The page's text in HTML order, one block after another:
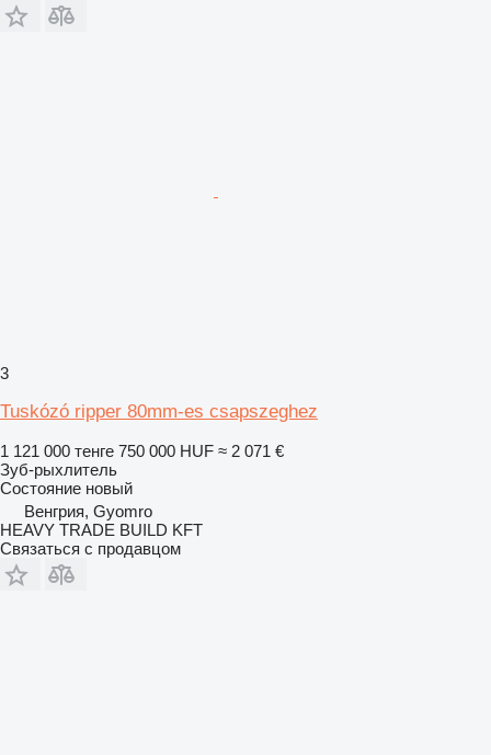
3
Tuskózó ripper 80mm-es csapszeghez
1 121 000 тенге 750 000 HUF ≈ 2 071 €
Зуб-рыхлитель
Состояние новый
Венгрия, Gyomro
HEAVY TRADE BUILD KFT
Связаться с продавцом